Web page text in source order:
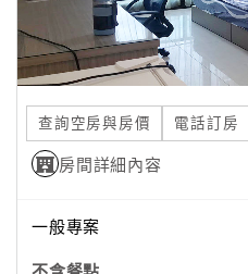
服
紅
利
查
查詢空房與房價 電話訂房
房間詳細內容
一般專案